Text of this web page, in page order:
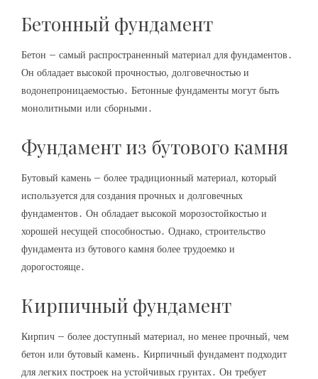
Бетонный фундамент
Бетон – самый распространенный материал для фундаментов․
Он обладает высокой прочностью, долговечностью и
водонепроницаемостью․ Бетонные фундаменты могут быть
монолитными или сборными․
Фундамент из бутового камня
Бутовый камень – более традиционный материал, который
используется для создания прочных и долговечных
фундаментов․ Он обладает высокой морозостойкостью и
хорошей несущей способностью․ Однако, строительство
фундамента из бутового камня более трудоемко и
дорогостояще․
Кирпичный фундамент
Кирпич – более доступный материал, но менее прочный, чем
бетон или бутовый камень․ Кирпичный фундамент подходит
для легких построек на устойчивых грунтах․ Он требует